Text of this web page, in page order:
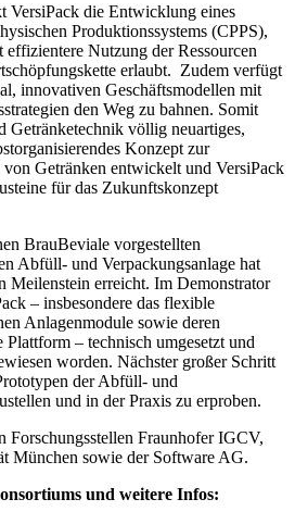
VersiPack die Entwicklung eines
Produktionssystems (CPPS),
effizientere Nutzung der Ressourcen
erlaubt. Zudem verfügt
innovativen Geschäftsmodellen mit
den Weg zu bahnen. Somit
völlig neuartiges,
Konzept zur
Getränken entwickelt und VersiPack
für das Zukunftskonzept
BrauBeviale vorgestellten
Abfüll- und Verpackungsanlage hat
Meilenstein erreicht. Im Demonstrator
– insbesondere das flexible
Anlagenmodule sowie deren
– technisch umgesetzt und
worden. Nächster großer Schritt
der Abfüll- und
und in der Praxis zu erproben.
Forschungsstellen Fraunhofer IGCV,
München sowie der Software AG.
und weitere Infos: